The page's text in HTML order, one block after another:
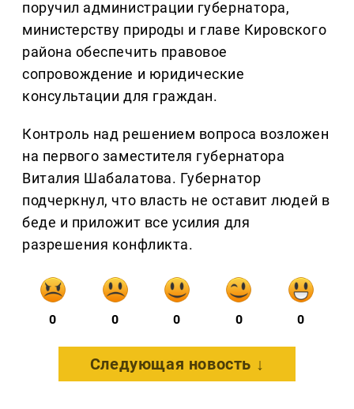
поручил администрации губернатора,
министерству природы и главе Кировского
района обеспечить правовое
сопровождение и юридические
консультации для граждан.
Контроль над решением вопроса возложен
на первого заместителя губернатора
Виталия Шабалатова. Губернатор
подчеркнул, что власть не оставит людей в
беде и приложит все усилия для
разрешения конфликта.
0 0 0 0 0
Следующая новость ↓